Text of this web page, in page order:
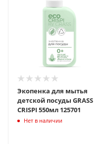
Экопенка для мытья
детской посуды GRASS
CRISPI 550мл 125701
Нет в наличии